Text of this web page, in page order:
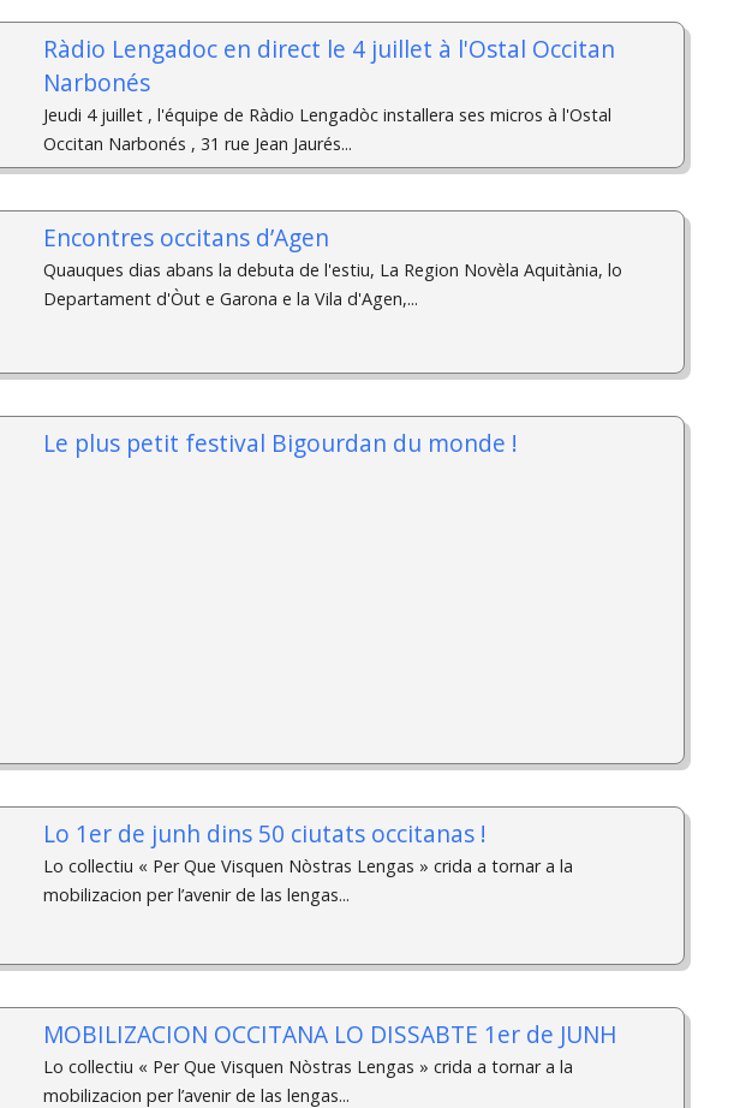
Ràdio Lengadoc en direct le 4 juillet à l'Ostal Occitan
Narbonés
Jeudi 4 juillet , l'équipe de Ràdio Lengadòc installera ses micros à l'Ostal
Occitan Narbonés , 31 rue Jean Jaurés...
Encontres occitans d’Agen
Quauques dias abans la debuta de l'estiu, La Region Novèla Aquitània, lo
Departament d'Òut e Garona e la Vila d'Agen,...
Le plus petit festival Bigourdan du monde !
Lo 1er de junh dins 50 ciutats occitanas !
Lo collectiu « Per Que Visquen Nòstras Lengas » crida a tornar a la
mobilizacion per l’avenir de las lengas...
MOBILIZACION OCCITANA LO DISSABTE 1er de JUNH
Lo collectiu « Per Que Visquen Nòstras Lengas » crida a tornar a la
mobilizacion per l’avenir de las lengas...